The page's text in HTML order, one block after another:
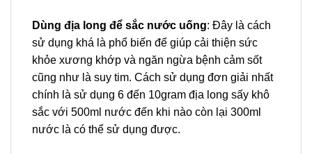
Dùng địa long để sắc nước uống: Đây là cách
sử dụng khá là phổ biến để giúp cải thiện sức
khỏe xương khớp và ngăn ngừa bệnh cảm sốt
cũng như là suy tim. Cách sử dụng đơn giải nhất
chính là sử dụng 6 đến 10gram địa long sấy khô
sắc với 500ml nước đến khi nào còn lại 300ml
nước là có thể sử dụng được.